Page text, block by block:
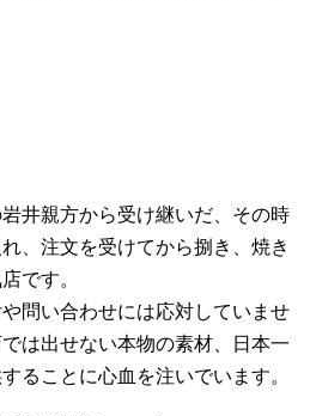
井親方から受け継いだ、その時
、注文を受けてから捌き、焼き
です。
問い合わせには応対していませ
は出せない本物の素材、日本一
ることに心血を注いでいます。